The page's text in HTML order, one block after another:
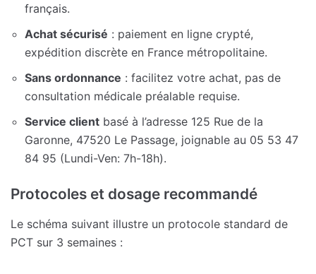
français.
Achat sécurisé : paiement en ligne crypté,
expédition discrète en France métropolitaine.
Sans ordonnance : facilitez votre achat, pas de
consultation médicale préalable requise.
Service client basé à l’adresse 125 Rue de la
Garonne, 47520 Le Passage, joignable au 05 53 47
84 95 (Lundi-Ven: 7h-18h).
Protocoles et dosage recommandé
Le schéma suivant illustre un protocole standard de
PCT sur 3 semaines :